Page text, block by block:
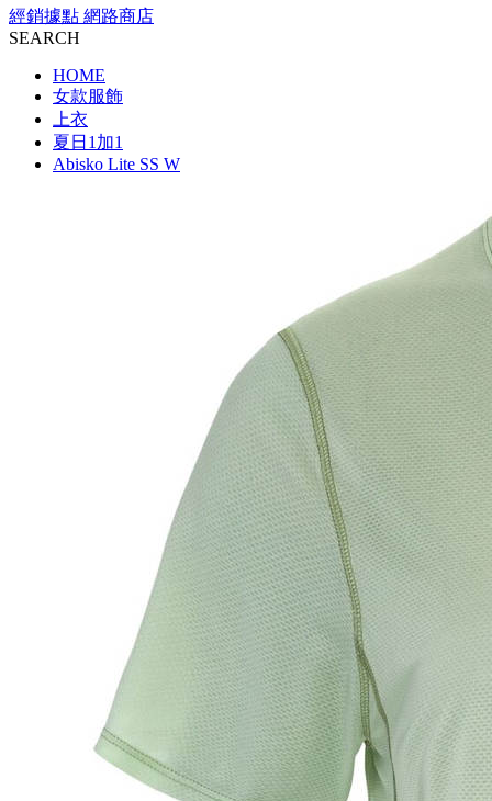
經銷據點 網路商店
SEARCH
HOME
女款服飾
上衣
夏日1加1
Abisko Lite SS W